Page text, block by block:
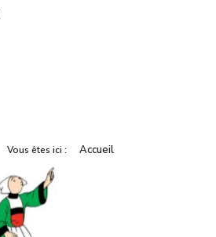
Vous êtes ici : Accueil